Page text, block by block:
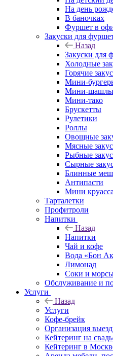
На день
В баночках
Фуршет в
Закуски для
Назад
Закуски для
Холодные
Горячие
Мини-
Мини-
Мини-тако
Брускетты
Рулетики
Роллы
Овощные
Мясные
Рыбные
Сырные
Блинные
Антипасти
Мини
Тарталетки
Профитроли
Напитки
Назад
Напитки
Чай и кофе
Вода «Бон
Лимонад
Соки и
Обслуживание и
Услуги
Назад
Услуги
Кофе-брейк
Организация
Кейтеринг на
Кейтеринг в